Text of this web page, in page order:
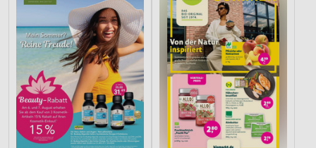
Funktional
Werbung